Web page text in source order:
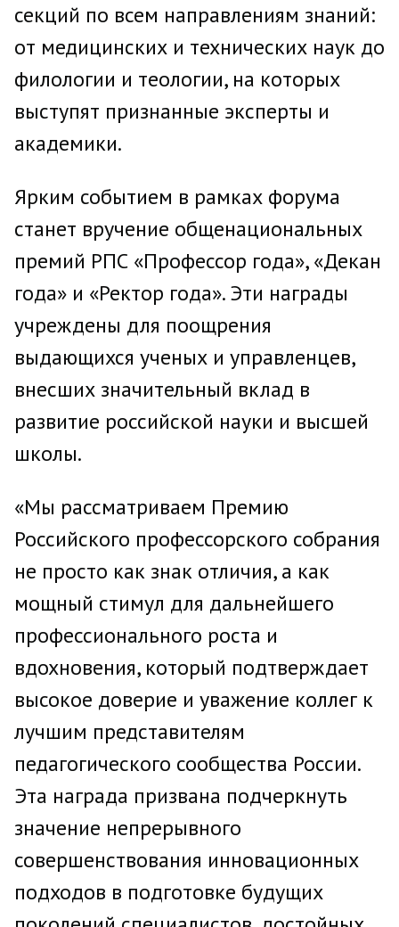
секций по всем направлениям знаний:
от медицинских и технических наук до
филологии и теологии, на которых
выступят признанные эксперты и
академики.
Ярким событием в рамках форума
станет вручение общенациональных
премий РПС «Профессор года», «Декан
года» и «Ректор года». Эти награды
учреждены для поощрения
выдающихся ученых и управленцев,
внесших значительный вклад в
развитие российской науки и высшей
школы.
«Мы рассматриваем Премию
Российского профессорского собрания
не просто как знак отличия, а как
мощный стимул для дальнейшего
профессионального роста и
вдохновения, который подтверждает
высокое доверие и уважение коллег к
лучшим представителям
педагогического сообщества России.
Эта награда призвана подчеркнуть
значение непрерывного
совершенствования инновационных
подходов в подготовке будущих